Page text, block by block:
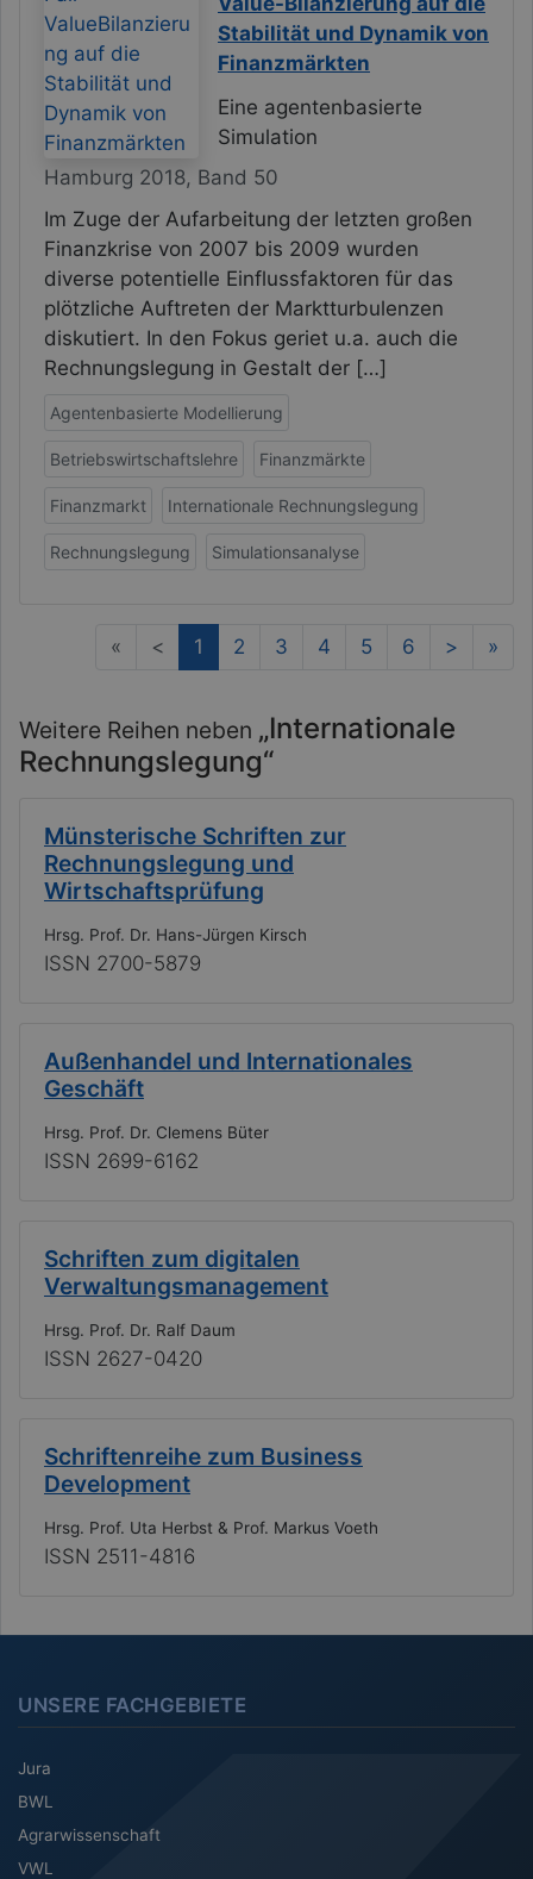
Stabilität und Dynamik von
Finanzmärkten
Eine agentenbasierte
Simulation
Hamburg 2018, Band 50
Im Zuge der Aufarbeitung der letzten großen
Finanzkrise von 2007 bis 2009 wurden
diverse potentielle Einflussfaktoren für das
plötzliche Auftreten der Marktturbulenzen
diskutiert. In den Fokus geriet u.a. auch die
Rechnungslegung in Gestalt der […]
Agentenbasierte Modellierung
Betriebswirtschaftslehre Finanzmärkte
Finanzmarkt Internationale Rechnungslegung
Rechnungslegung Simulationsanalyse
« < 1 (current)
2 3 4 5 6 > »
Weitere Reihen neben „Internationale
Rechnungslegung“
Münsterische Schriften zur
Rechnungslegung und
Wirtschaftsprüfung
Hrsg. Prof. Dr. Hans-Jürgen Kirsch
ISSN 2700-5879
Außenhandel und Internationales
Geschäft
Hrsg. Prof. Dr. Clemens Büter
ISSN 2699-6162
Schriften zum digitalen
Verwaltungsmanagement
Hrsg. Prof. Dr. Ralf Daum
ISSN 2627-0420
Schriftenreihe zum Business
Development
Hrsg. Prof. Uta Herbst & Prof. Markus Voeth
ISSN 2511-4816
UNSERE FACHGEBIETE
Jura
BWL
Agrarwissenschaft
VWL